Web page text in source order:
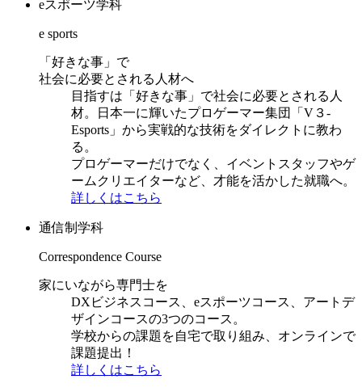
eスポーツ学科
e sports
「好きな事」で
社会に必要とされる人材へ
目指すは「好きな事」で社会に必要とされる人
材。日本一に輝いたプロゲーマー集団「V３-
Esports」から実戦的な技術をダイレクトに教わ
る。
プロゲーマーだけでなく、イベントスタッフやゲ
ームクリエイターなど、才能を活かした就職へ。
詳しくはこちら
通信制学科
Correspondence Course
家にいながら専門士を
DXビジネスコース、eスポーツコース、アートデ
ザインコースの3つのコース。
学校からの課題を自宅で取り組み、オンラインで
課題提出！
詳しくはこちら